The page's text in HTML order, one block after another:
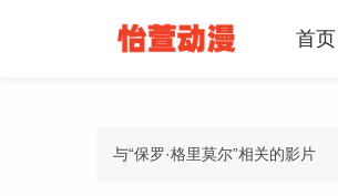
首页
与“保罗·格里莫尔”相关的影片